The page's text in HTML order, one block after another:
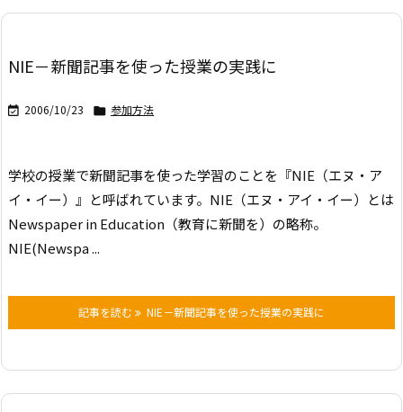
NIE－新聞記事を使った授業の実践に
 2006/10/23  参加方法
学校の授業で新聞記事を使った学習のことを『NIE（エヌ・ア
イ・イー）』と呼ばれています。 NIE（エヌ・アイ・イー）とは
Newspaper in Education（教育に新聞を）の略称。
NIE(Newspa ...
記事を読む NIE－新聞記事を使った授業の実践に